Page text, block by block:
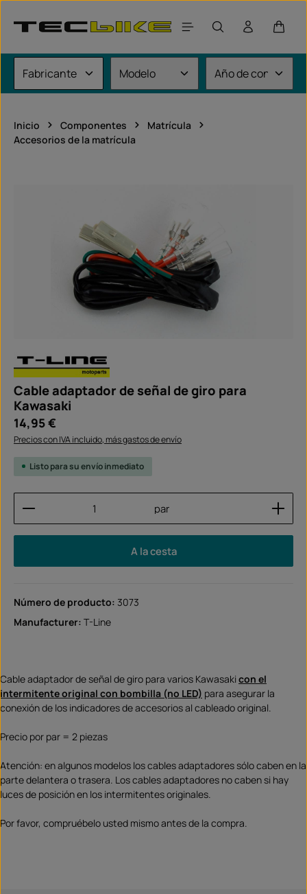
El
Inicio Componentes
Matrícula
Accesorios de la matrícula
Cable adaptador de señal de giro para
Kawasaki
Precio normal:
14,95 €
Precios con IVA incluido, más gastos de envío
Listo para su envío inmediato
Cantidad del producto: introduce la cantidad
par
A la cesta
Número de producto: 3073
Manufacturer: T-Line
Cable adaptador de señal de giro para varios Kawasaki con el
intermitente original con bombilla (no LED) para asegurar la
conexión de los indicadores de accesorios al cableado original.
Precio por par = 2 piezas
Atención: en algunos modelos los cables adaptadores sólo caben en la
parte delantera o trasera. Los cables adaptadores no caben si hay
luces de posición en los intermitentes originales.
Por favor, compruébelo usted mismo antes de la compra.